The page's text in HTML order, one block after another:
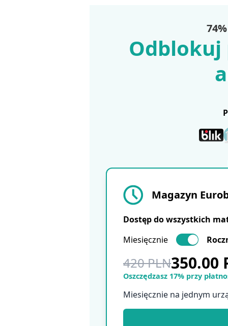
Odblokuj
Magazyn
Dostęp do wszystkich
Miesięcznie
420 PLN350.00
Oszczędzasz 17% przy
Miesięcznie na jednym